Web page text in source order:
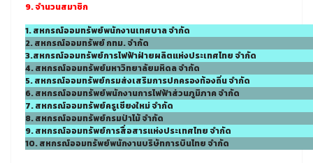
9. จำนวนสมาชิก
1. สหกรณ์ออมทรัพย์พนักงานเทศบาล จำกัด
2. สหกรณ์ออมทรัพย์ กทม. จำกัด
3.สหกรณ์ออมทรัพย์การไฟฟ้าฝ่ายผลิตแห่งประเทศไทย จำกัด
4. สหกรณ์ออมทรัพย์มหาวิทยาลัยมหิดล จำกัด
5. สหกรณ์ออมทรัพย์กรมส่งเสริมการปกครองท้องถิ่น จำกัด
6. สหกรณ์ออมทรัพย์พนักงานการไฟฟ้าส่วนภูมิภาค จำกัด
7. สหกรณ์ออมทรัพย์ครูเชียงใหม่ จำกัด
8. สหกรณ์ออมทรัพย์กรมป่าไม้ จำกัด
9. สหกรณ์ออมทรัพย์การสื่อสารแห่งประเทศไทย จำกัด
10. สหกรณ์ออมทรัพย์พนักงานบริษัทการบินไทย จำกัด